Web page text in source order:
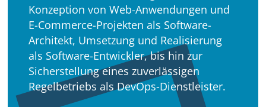
Konzeption von Web-Anwendungen und
E-Commerce-Projekten als Software-
Architekt, Umsetzung und Realisierung
als Software-Entwickler, bis hin zur
Sicherstellung eines zuverlässigen
Regelbetriebs als DevOps-Dienstleister.